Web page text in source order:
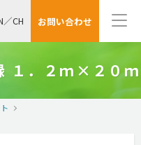
お問い合わせ
／CH
．２ｍ×２０ｍ